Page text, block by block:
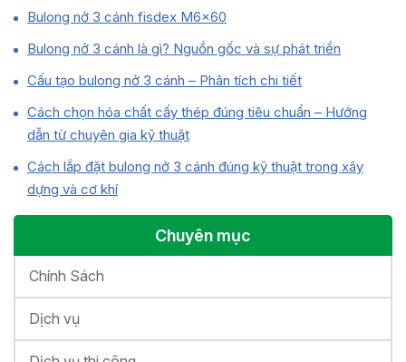
Bulong nở 3 cánh fisdex M6x60
Bulong nở 3 cánh là gì? Nguồn gốc và sự phát triển
Cấu tạo bulong nở 3 cánh – Phân tích chi tiết
Cách chọn hóa chất cấy thép đúng tiêu chuẩn – Hướng
dẫn từ chuyên gia kỹ thuật
Cách lắp đặt bulong nở 3 cánh đúng kỹ thuật trong xây
dựng và cơ khí
Chuyên mục
Chính Sách
Dịch vụ